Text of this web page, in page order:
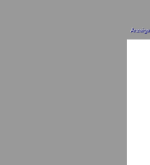
Anzeige